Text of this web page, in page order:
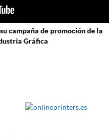
campaña de promoción de la
Gráfica